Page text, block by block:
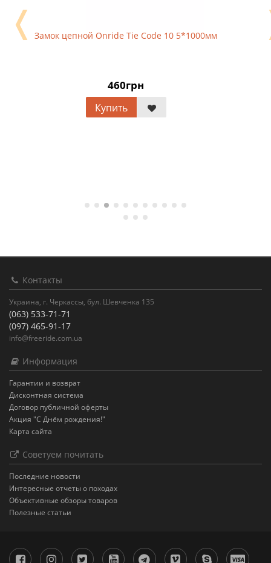
Замок цепной Onride Tie Code 10 5*1000мм
460грн
Купить
❬
Контакты
Украина, г. Черкассы, бул. Шевченка 135
(063) 533-71-71
(097) 465-91-17
info@freeride.com.ua
Информация
Гарантии и возврат
Дисконтная система
Договор публичной оферты
Акция "С Днём рождения!"
Карта сайта
Советуем почитать
Последние новости
Интересные отчеты о походах
Объективные обзоры товаров
Полезные статьи